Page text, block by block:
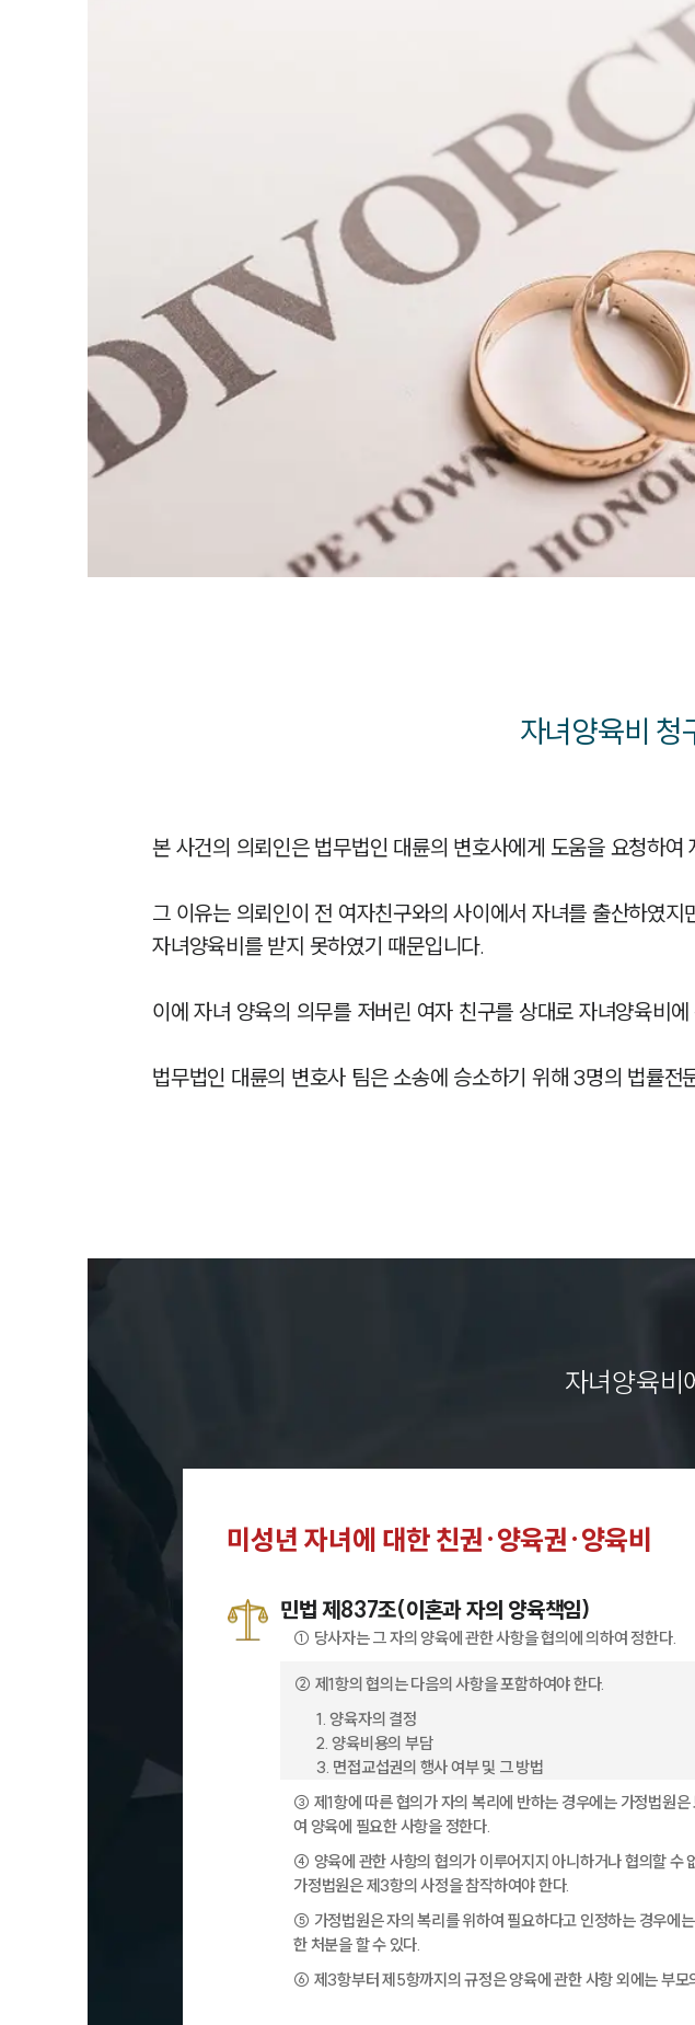
자녀양육비 청
본 사건의 의뢰인은 법무법인 대륜의 변호사에게 도움을 요청하
그 이유는 의뢰인이 전 여자친구와의 사이에서 자녀를 출산하였
자녀양육비를 받지 못하였기 때문입니다.
이에 자녀 양육의 의무를 저버린 여자 친구를 상대로 자녀양육비
법무법인 대륜의 변호사 팀은 소송에 승소하기 위해 3명의 법률
자녀양육비
미성년 자녀에 대한 친권·양육권·양육비
민법 제837조(이혼과 자의 양육책임)
① 당사자는 그 자의 양육에 관한 사항을 협의에 의하여 정한다.
② 제1항의 협의는 다음의 사항을 포함하여야 한다.
1. 양육자의 결정
2. 양육비용의 부담
3. 면접교섭권의 행사 여부 및 그 방법
③ 제1항에 따른 협의가 자의 복리에 반하는 경우에는 가정법원
여 양육에 필요한 사항을 정한다.
④ 양육에 관한 사항의 협의가 이루어지지 아니하거나 협의할 수
가정법원은 제3항의 사정을 참작하여야 한다.
⑤ 가정법원은 자의 복리를 위하여 필요하다고 인정하는 경우에
한 처분을 할 수 있다.
⑥ 제3항부터 제5항까지의 규정은 양육에 관한 사항 외에는 부모